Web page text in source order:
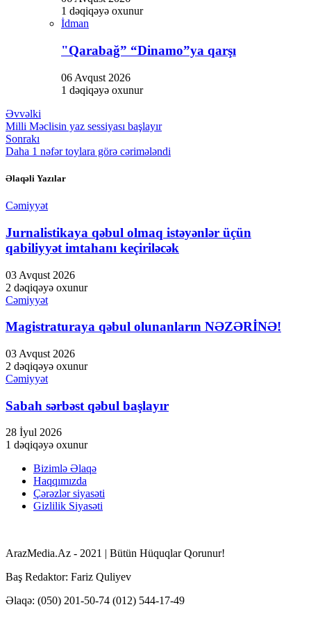
1 dəqiqəyə oxunur
İdman
"Qarabağ” “Dinamo”ya qarşı
06 Avqust 2026
1 dəqiqəyə oxunur
Əvvəlki
Milli Məclisin yaz sessiyası başlayır
Sonrakı
Daha 1 nəfər toylara görə cərimələndi
Əlaqəli Yazılar
Cəmiyyət
Jurnalistikaya qəbul olmaq istəyənlər üçün
qabiliyyət imtahanı keçiriləcək
03 Avqust 2026
2 dəqiqəyə oxunur
Cəmiyyət
Magistraturaya qəbul olunanların NƏZƏRİNƏ!
03 Avqust 2026
2 dəqiqəyə oxunur
Cəmiyyət
Sabah sərbəst qəbul başlayır
28 İyul 2026
1 dəqiqəyə oxunur
Bizimlə Əlaqə
Haqqımızda
Çərəzlər siyasəti
Gizlilik Siyasəti
ArazMedia.Az - 2021 | Bütün Hüquqlar Qorunur!
Baş Redaktor: Fariz Quliyev
Əlaqə: (050) 201-50-74 (012) 544-17-49